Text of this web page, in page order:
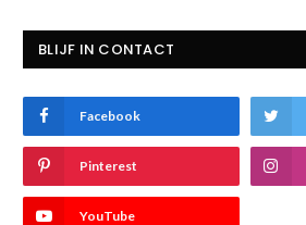
BLIJF IN CONTACT
Facebook
Pinterest
YouTube